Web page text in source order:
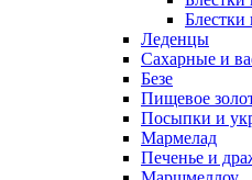
Леденцы
Сахарные и
Безе
Пищевое
Посыпки и
Мармелад
Печенье и